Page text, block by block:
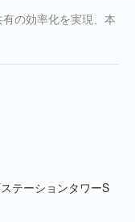
の効率化を実現、本
テーションタワーS